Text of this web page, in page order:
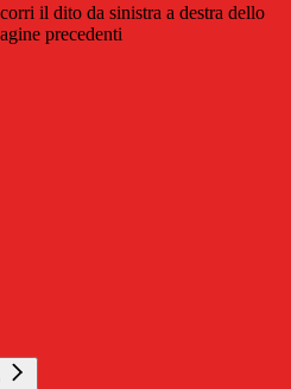
il dito da sinistra a destra dello
precedenti